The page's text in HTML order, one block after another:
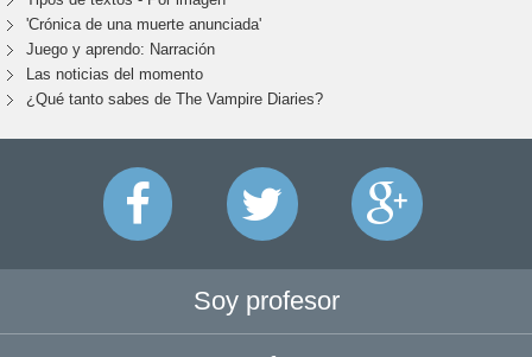
'Crónica de una muerte anunciada'
Juego y aprendo: Narración
Las noticias del momento
¿Qué tanto sabes de The Vampire Diaries?
Soy profesor